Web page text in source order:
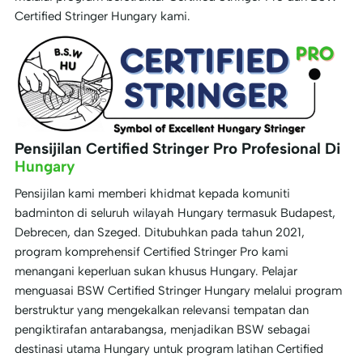
Certified Stringer Hungary kami.
Pensijilan Certified Stringer Pro Profesional Di
Hungary
Pensijilan kami memberi khidmat kepada komuniti
badminton di seluruh wilayah Hungary termasuk Budapest,
Debrecen, dan Szeged. Ditubuhkan pada tahun 2021,
program komprehensif Certified Stringer Pro kami
menangani keperluan sukan khusus Hungary. Pelajar
menguasai BSW Certified Stringer Hungary melalui program
berstruktur yang mengekalkan relevansi tempatan dan
pengiktirafan antarabangsa, menjadikan BSW sebagai
destinasi utama Hungary untuk program latihan Certified